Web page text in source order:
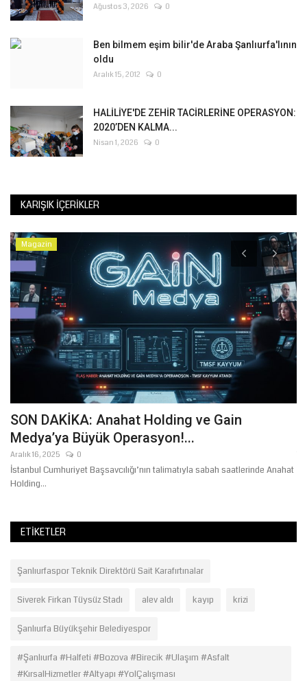
Ağustos 3, 2026 0
Ben bilmem eşim bilir'de Araba Şanlıurfa'lının
oldu
Aralık 15, 2012 0
HALİLİYE'DE ZEHİR TACİRLERİNE OPERASYON:
2020’DEN KALMA...
Nisan 1, 2026 0
KARIŞIK İÇERIKLER
Magazin
SON DAKİKA: Anahat Holding ve Gain
Medya’ya Büyük Operasyon!...
Aralık 16, 2025 0
İstanbul Cumhuriyet Başsavcılığı’nın talimatıyla sabah saatlerinde Anahat
Holding...
ETIKETLER
Şanlıurfaspor Teknik Direktörü Sait Karafırtınalar
Siverek Firkan Tüysüz Stadı alev aldı kayıp krizi
Şanlıurfa Büyükşehir Belediyespor
#Şanlıurfa #Halfeti #Bozova #Birecik #Ulaşım #Asfalt
#KırsalHizmetler #Altyapı #YolÇalışması